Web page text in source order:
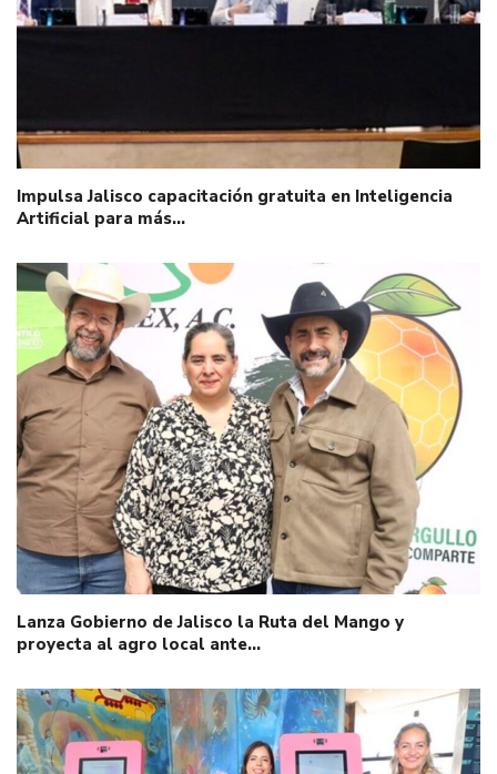
Impulsa Jalisco capacitación gratuita en Inteligencia
Artificial para más…
Lanza Gobierno de Jalisco la Ruta del Mango y
proyecta al agro local ante…